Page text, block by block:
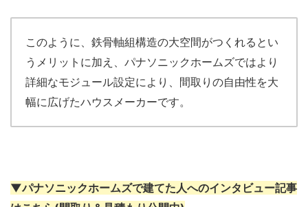
このように、鉄骨軸組構造の大空間がつくれるとい
うメリットに加え、パナソニックホームズではより
詳細なモジュール設定により、間取りの自由性を大
幅に広げたハウスメーカーです。
▼パナソニックホームズで建てた人へのインタビュー記事